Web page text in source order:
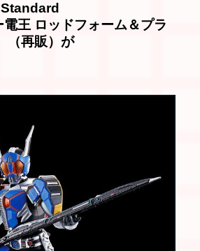
王 ロッドフォーム＆プラ
（再販）が